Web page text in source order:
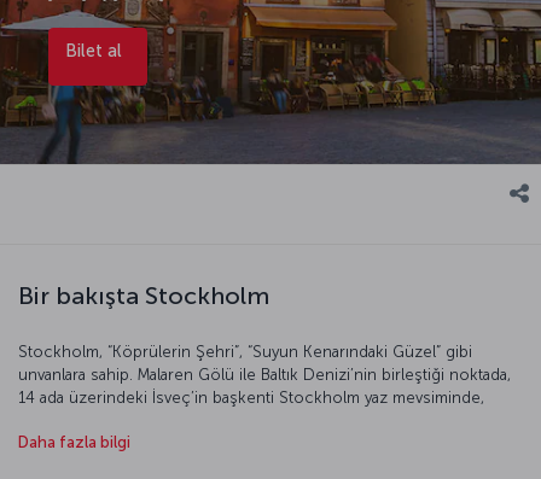
Bilet al
Bir bakışta Stockholm
Stockholm, “Köprülerin Şehri”, “Suyun Kenarındaki Güzel” gibi
unvanlara sahip. Malaren Gölü ile Baltık Denizi’nin birleştiği noktada,
14 ada üzerindeki İsveç’in başkenti Stockholm yaz mevsiminde,
hayatının merkezlerinden biri olan Stureplan civarındaki yeme içme
Daha fazla bilgi